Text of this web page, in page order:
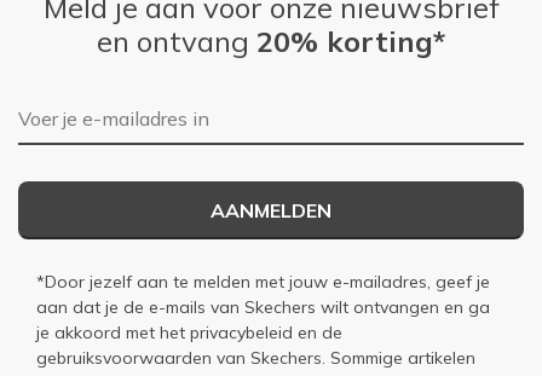
en ontvang 20% korting*
E-mailadres
AANMELDEN
*Door jezelf aan te melden met jouw e-mailadres, geef je
aan dat je de e-mails van Skechers wilt ontvangen en ga
je akkoord met het privacybeleid en de
gebruiksvoorwaarden van Skechers. Sommige artikelen